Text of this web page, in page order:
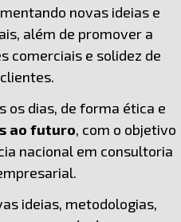
novas ideias e
além de promover a
comerciais e solidez de
os dias, de forma ética e
ao futuro, com o objetivo
nacional em consultoria
ideias, metodologias,